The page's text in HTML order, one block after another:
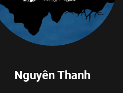
Nguyên Thanh